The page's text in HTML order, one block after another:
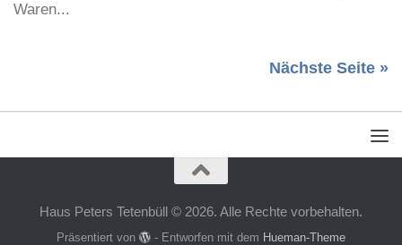
Waren...
Nächste Seite »
Haus Peters Tetenbüll © 2026. Alle Rechte vorbehalten.
Präsentiert von - Entworfen mit dem Hueman-Theme